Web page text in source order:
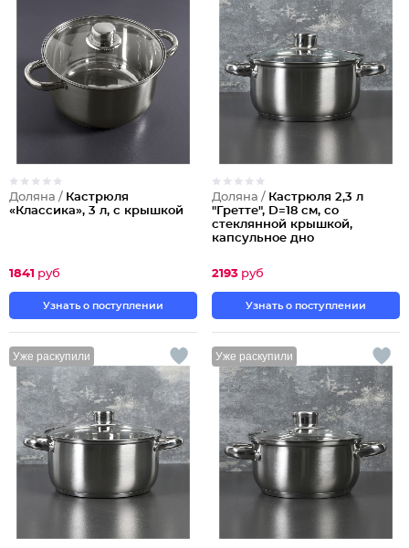
Доляна / Кастрюля
«Классика», 3 л, с крышкой
1841 руб
Узнать о поступлении
Доляна / Кастрюля 2,3 л
"Гретте", D=18 см, со
стеклянной крышкой,
капсульное дно
2193 руб
Узнать о поступлении
Уже раскупили Уже раскупили